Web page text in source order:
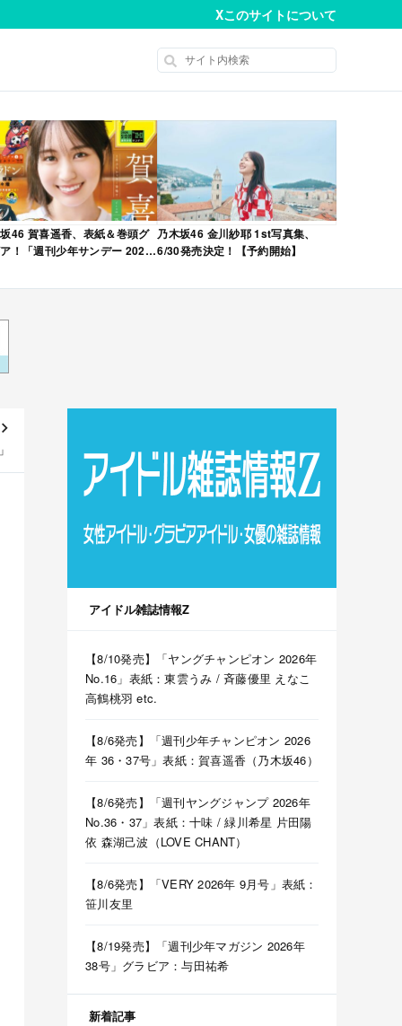
Xこのサイトについて
46 賀喜遥香、表紙＆巻頭グ
！「週刊少年サンデー 2026
乃木坂46 金川紗耶 1st写真集、
6/30発売決定！【予約開始】
アイドル雑誌情報Z
【8/10発売】「ヤングチャンピオン 2026年
No.16」表紙：東雲うみ / 斉藤優里 えなこ
高鶴桃羽 etc.
【8/6発売】「週刊少年チャンピオン 2026
年 36・37号」表紙：賀喜遥香（乃木坂46）
【8/6発売】「週刊ヤングジャンプ 2026年
No.36・37」表紙：十味 / 緑川希星 片田陽
依 森湖己波（LOVE CHANT）
【8/6発売】「VERY 2026年 9月号」表紙：
笹川友里
【8/19発売】「週刊少年マガジン 2026年
38号」グラビア：与田祐希
新着記事